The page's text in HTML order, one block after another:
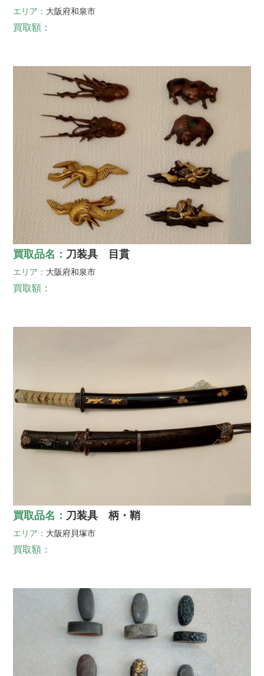
エリア： 大阪府和泉市
買取額：
買取品名： 刀装具 目貫
エリア： 大阪府和泉市
買取額：
買取品名： 刀装具 柄・鞘
エリア： 大阪府貝塚市
買取額：